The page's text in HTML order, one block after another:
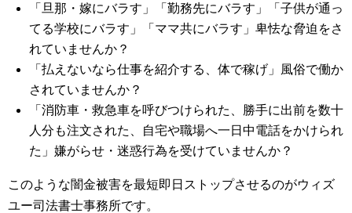
「旦那・嫁にバラす」「勤務先にバラす」「子供が通っ
てる学校にバラす」「ママ共にバラす」卑怯な脅迫をさ
れていませんか？
「払えないなら仕事を紹介する、体で稼げ」風俗で働か
されていませんか？
「消防車・救急車を呼びつけられた、勝手に出前を数十
人分も注文された、自宅や職場へ一日中電話をかけられ
た」嫌がらせ・迷惑行為を受けていませんか？
このような闇金被害を最短即日ストップさせるのがウィズ
ユー司法書士事務所です。